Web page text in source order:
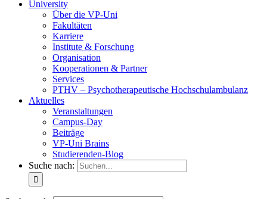
University
Über die VP-Uni
Fakultäten
Karriere
Institute & Forschung
Organisation
Kooperationen & Partner
Services
PTHV – Psychotherapeutische Hochschulambulanz
Aktuelles
Veranstaltungen
Campus-Day
Beiträge
VP-Uni Brains
Studierenden-Blog
Suche nach: